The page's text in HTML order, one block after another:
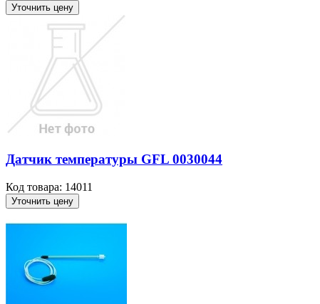
Уточнить цену
Датчик температуры GFL 0030044
Код товара: 14011
Уточнить цену